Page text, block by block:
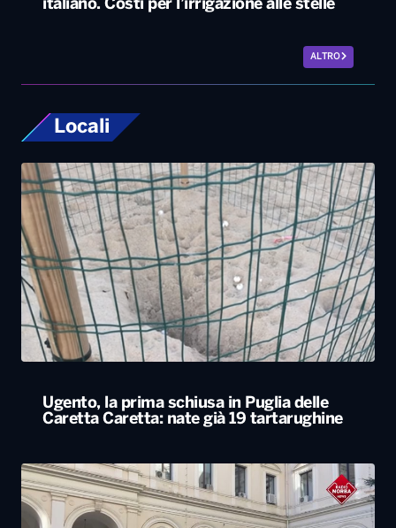
italiano. Costi per l’irrigazione alle stelle
ALTRO
Locali
Ugento, la prima schiusa in Puglia delle
Caretta Caretta: nate già 19 tartarughine